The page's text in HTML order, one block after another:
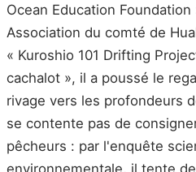
Ocean Education
Association du comté de
« Kuroshio 101 Drifting
cachalot », il a poussé le
rivage vers les profondeurs
se contente pas de
pêcheurs : par l'enquête
environnementale, il tente